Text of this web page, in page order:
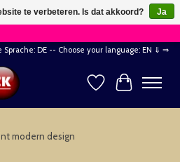
×
DE -- Choose your language: EN ⇓ ⇒
Verlanglijst
modern design
te verbeteren. Is dat akkoord?
Ja